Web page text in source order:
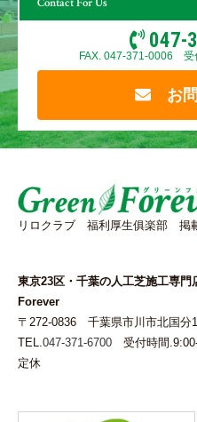
Contact For Us
047-
FAX. 047-371-0006 受
お
リロクラブ 福利厚生俱楽部 掲
東京23区・千葉の人工芝施工専門
Forever
〒272-0836 千葉県市川市北国分
TEL. 047-371-6700 受付時間
定休